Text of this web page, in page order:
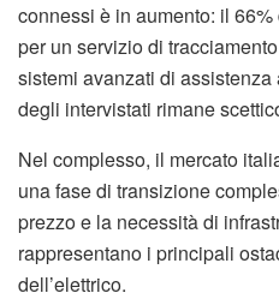
connessi è in aumento: il
per un servizio di
sistemi avanzati di
degli intervistati rimane
Nel complesso, il mercato
una fase di transizione
prezzo e la necessità di
rappresentano i principali
dell’elettrico.